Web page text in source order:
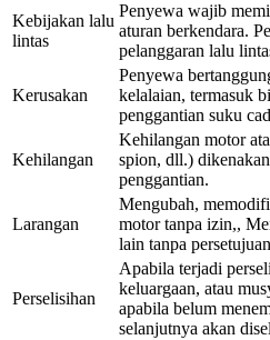
Kebijakan lalu
lintas
Penyewa wajib
aturan berkendara.
pelanggaran lalu
Kerusakan
Penyewa
kelalaian, termasuk
penggantian suku
Kehilangan
Kehilangan motor
spion, dll.)
penggantian.
Larangan
Mengubah,
motor tanpa izin,,
lain tanpa
Perselisihan
Apabila terjadi
keluargaan, atau
apabila belum
selanjutnya akan